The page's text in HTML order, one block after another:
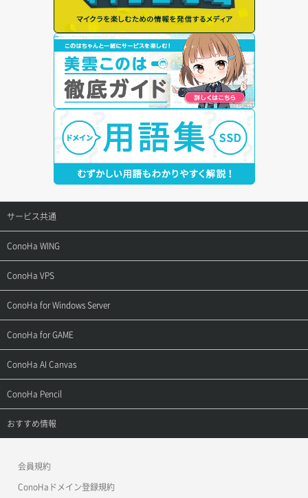
サービス共通
サポートトップ
ご契約・お支払い
用語集
お問い合わせ
ConoHa WING
サポートトップ
ご利用ガイド
お乗り換えガイド
よくある質問
ConoHa VPS
サポートトップ
ご利用ガイド
APIドキュメントVPS2.0
APIドキュメントVPS3.0
ConoHa for Windows Server
サポートトップ
ご利用ガイド
APIドキュメントVPS2.0
APIドキュメントVPS3.0
ConoHa for GAME
サポートトップ
ご利用ガイド
ConoHa AI Canvas
サポートトップ
ご利用ガイド
ConoHa Pencil
サポートトップ
おすすめ情報
会員規約
ConoHaドメイン登録規約